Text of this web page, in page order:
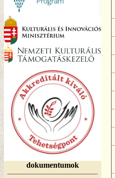
dokumentumok